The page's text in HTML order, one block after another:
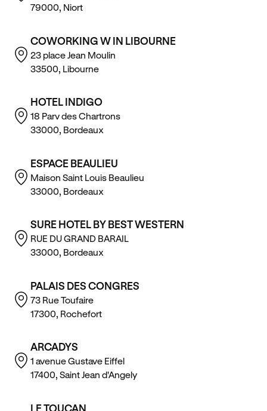
79000, Niort
COWORKING W IN LIBOURNE
23 place Jean Moulin
33500, Libourne
HOTEL INDIGO
18 Parv des Chartrons
33000, Bordeaux
ESPACE BEAULIEU
Maison Saint Louis Beaulieu
33000, Bordeaux
SURE HOTEL BY BEST WESTERN
RUE DU GRAND BARAIL
33000, Bordeaux
PALAIS DES CONGRES
73 Rue Toufaire
17300, Rochefort
ARCADYS
1 avenue Gustave Eiffel
17400, Saint Jean d'Angely
LE TOUCAN